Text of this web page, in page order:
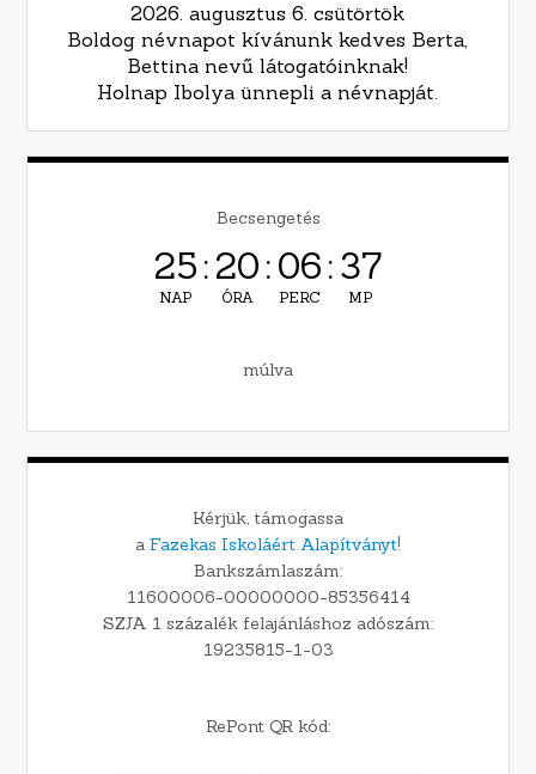
2026. augusztus 6. csütörtök
Boldog névnapot kívánunk kedves Berta,
Bettina nevű látogatóinknak!
Holnap Ibolya ünnepli a névnapját.
Becsengetés
25
NAP
:20
ÓRA
:06
PERC
:36
MP
múlva
Kérjük, támogassa
a Fazekas Iskoláért Alapítványt!
Bankszámlaszám:
11600006-00000000-85356414
SZJA 1 százalék felajánláshoz adószám:
19235815-1-03
RePont QR kód: